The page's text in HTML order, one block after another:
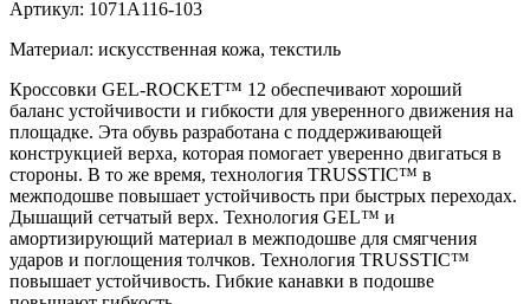
Артикул: 1071A116-103
Материал: искусственная кожа, текстиль
Кроссовки GEL-ROCKET™ 12 обеспечивают хороший
баланс устойчивости и гибкости для уверенного движения на
площадке. Эта обувь разработана с поддерживающей
конструкцией верха, которая помогает уверенно двигаться в
стороны. В то же время, технология TRUSSTIC™ в
межподошве повышает устойчивость при быстрых переходах.
Дышащий сетчатый верх. Технология GEL™ и
амортизирующий материал в межподошве для смягчения
ударов и поглощения толчков. Технология TRUSSTIC™
повышает устойчивость. Гибкие канавки в подошве